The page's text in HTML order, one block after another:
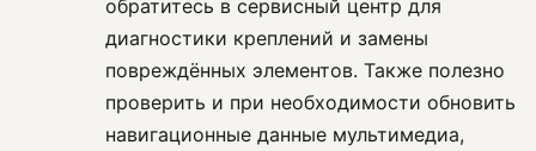
обратитесь в сервисный центр для
диагностики креплений и замены
повреждённых элементов. Также полезно
проверить и при необходимости обновить
навигационные данные мультимедиа,